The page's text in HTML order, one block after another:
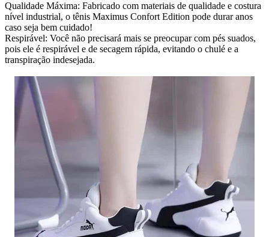
Qualidade Máxima: Fabricado com materiais de qualidade e costura
nível industrial, o tênis Maximus Confort Edition pode durar anos
caso seja bem cuidado!
Respirável: Você não precisará mais se preocupar com pés suados,
pois ele é respirável e de secagem rápida, evitando o chulé e a
transpiração indesejada.